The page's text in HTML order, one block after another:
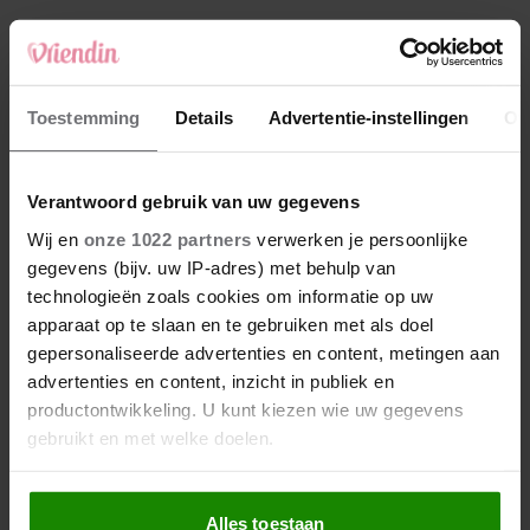
Toestemming Details Advertentie-instellingen
Verantwoord gebruik van uw gegevens
Wij en onze 1022 partners verwerken je persoonlijke
gegevens (bijv. uw IP-adres) met behulp van
technologieën zoals cookies om informatie op uw
apparaat op te slaan en te gebruiken met als doel
gepersonaliseerde advertenties en content, metingen aan
advertenties en content, inzicht in publiek en
productontwikkeling. U kunt kiezen wie uw gegevens
gebruikt en met welke doelen.
Als u het toestaat, willen we ook graag:
Alles toestaan
4 fluistert hij. Ik sluit mijn ogen en zwijg’
5 Makelaar Mandy: ‘Vrijdagavond belde Bart.
Hij sprak eng kalm’
Nieuw